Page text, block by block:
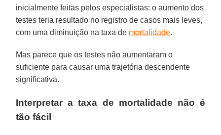
inicialmente feitas pelos especialistas: o aumento dos
testes teria resultado no registro de casos mais leves,
com uma diminuição na taxa de mortalidade.
Mas parece que os testes não aumentaram o
suficiente para causar uma trajetória descendente
significativa.
Interpretar a taxa de mortalidade não é
tão fácil